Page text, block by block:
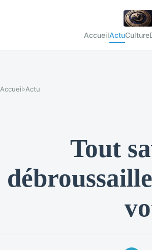
AccueilActuCulture
Accueil›Actu
Tout